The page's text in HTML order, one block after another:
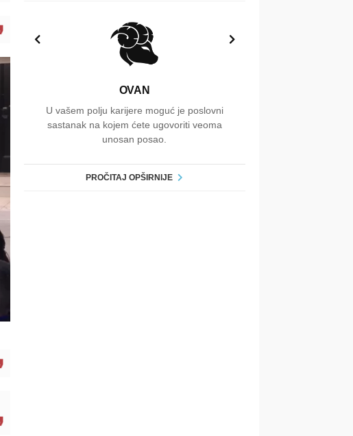
OVAN
U vašem polju karijere moguć je poslovni
sastanak na kojem ćete ugovoriti veoma
unosan posao.
PROČITAJ OPŠIRNIJE